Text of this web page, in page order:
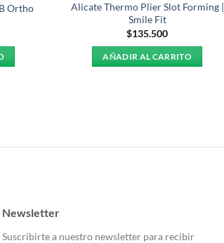
Ortho
Alicate Thermo Plier Slot Forming |
Smile Fit
$135.500
AÑADIR AL CARRITO
Newsletter
Suscribirte a nuestro newsletter para recibir